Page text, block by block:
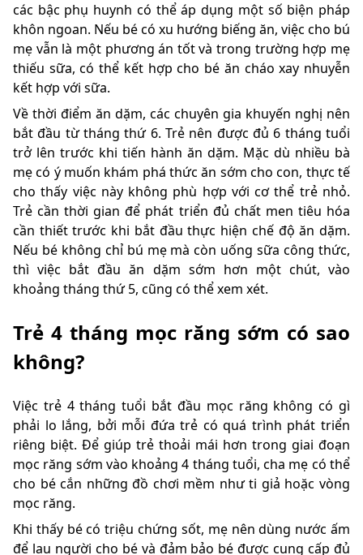
các bậc phụ huynh có thể áp dụng một số biện pháp
khôn ngoan. Nếu bé có xu hướng biếng ăn, việc cho bú
mẹ vẫn là một phương án tốt và trong trường hợp mẹ
thiếu sữa, có thể kết hợp cho bé ăn cháo xay nhuyễn
kết hợp với sữa.
Về thời điểm ăn dặm, các chuyên gia khuyến nghị nên
bắt đầu từ tháng thứ 6. Trẻ nên được đủ 6 tháng tuổi
trở lên trước khi tiến hành ăn dặm. Mặc dù nhiều bà
mẹ có ý muốn khám phá thức ăn sớm cho con, thực tế
cho thấy việc này không phù hợp với cơ thể trẻ nhỏ.
Trẻ cần thời gian để phát triển đủ chất men tiêu hóa
cần thiết trước khi bắt đầu thực hiện chế độ ăn dặm.
Nếu bé không chỉ bú mẹ mà còn uống sữa công thức,
thì việc bắt đầu ăn dặm sớm hơn một chút, vào
khoảng tháng thứ 5, cũng có thể xem xét.
Trẻ 4 tháng mọc răng sớm có sao
không?
Việc trẻ 4 tháng tuổi bắt đầu mọc răng không có gì
phải lo lắng, bởi mỗi đứa trẻ có quá trình phát triển
riêng biệt. Để giúp trẻ thoải mái hơn trong giai đoạn
mọc răng sớm vào khoảng 4 tháng tuổi, cha mẹ có thể
cho bé cắn những đồ chơi mềm như ti giả hoặc vòng
mọc răng.
Khi thấy bé có triệu chứng sốt, mẹ nên dùng nước ấm
để lau người cho bé và đảm bảo bé được cung cấp đủ